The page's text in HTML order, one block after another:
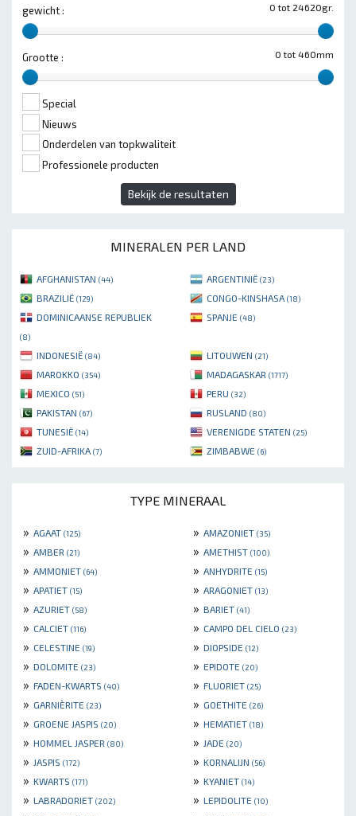
0 tot 24620gr.
gewicht :
0 tot 460mm
Grootte :
Special
Nieuws
Onderdelen van topkwaliteit
Professionele producten
Bekijk de resultaten
MINERALEN PER LAND
AFGHANISTAN (44) ARGENTINIË (23)
BRAZILIË (129) CONGO-KINSHASA (18)
DOMINICAANSE REPUBLIEK
(8)
SPANJE (48)
INDONESIË (84) LITOUWEN (21)
MAROKKO (354) MADAGASKAR (1717)
MEXICO (51) PERU (32)
PAKISTAN (67) RUSLAND (80)
TUNESIË (14) VERENIGDE STATEN (25)
ZUID-AFRIKA (7) ZIMBABWE (6)
TYPE MINERAAL
» AGAAT (125) » AMAZONIET (35)
» AMBER (21) » AMETHIST (100)
» AMMONIET (64) » ANHYDRITE (15)
» APATIET (15) » ARAGONIET (13)
» AZURIET (58) » BARIET (41)
» CALCIET (116) » CAMPO DEL CIELO (23)
» CELESTINE (19) » DIOPSIDE (12)
» DOLOMITE (23) » EPIDOTE (20)
» FADEN-KWARTS (40) » FLUORIET (25)
» GARNIÈRITE (23) » GOETHITE (26)
» GROENE JASPIS (20) » HEMATIET (18)
» HOMMEL JASPER (80) » JADE (20)
» JASPIS (172) » KORNALIJN (56)
» KWARTS (171) » KYANIET (14)
» LABRADORIET (202) » LEPIDOLITE (10)